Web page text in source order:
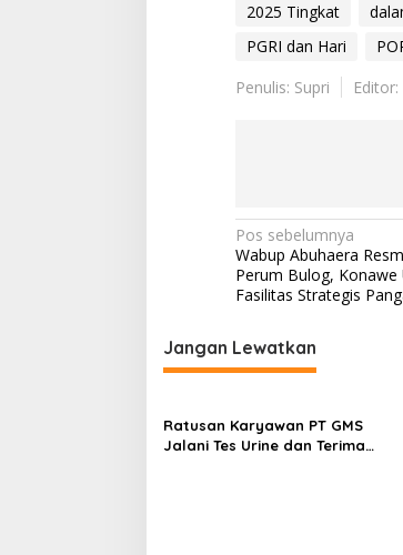
2025 Tingkat
PGRI dan Hari
Penulis: Supri
Editor:
Navigasi
pos
Pos sebelumnya
Wabup Abuhaera
Perum Bulog, Konawe
Fasilitas Strategis
Jangan Lewatkan
Ratusan Karyawan PT GMS
Jalani Tes Urine dan Terima